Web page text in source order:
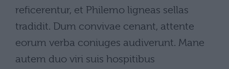
reficerentur, et Philemo ligneas sellas
tradidit. Dum convivae cenant, attente
eorum verba coniuges audiverunt. Mane
autem duo viri suis hospitibus